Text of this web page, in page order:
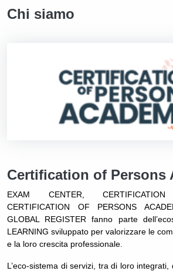
Chi siamo
Certification of Persons
EXAM CENTER,
CERTIFICATION OF PERSONS
GLOBAL REGISTER fanno parte
LEARNING sviluppato per valorizzare le
e la loro crescita professionale.
L’eco-sistema di servizi, tra di loro